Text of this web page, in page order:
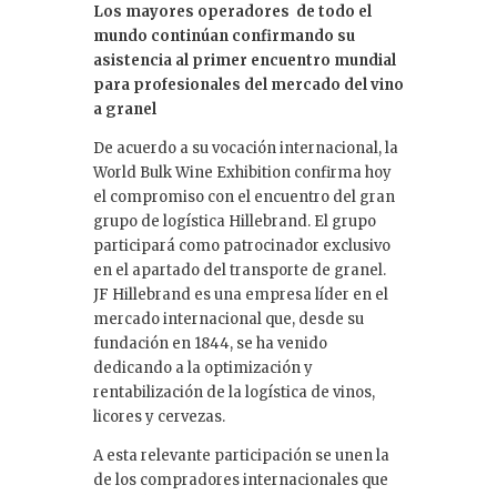
e
dI
n
Los mayores operadores de todo el
mundo continúan confirmando su
asistencia al primer encuentro mundial
para profesionales del mercado del vino
a granel
De acuerdo a su vocación internacional, la
World Bulk Wine Exhibition confirma hoy
el compromiso con el encuentro del gran
grupo de logística Hillebrand. El grupo
participará como patrocinador exclusivo
en el apartado del transporte de granel.
JF Hillebrand es una empresa líder en el
mercado internacional que, desde su
fundación en 1844, se ha venido
dedicando a la optimización y
rentabilización de la logística de vinos,
licores y cervezas.
A esta relevante participación se unen la
de los compradores internacionales que